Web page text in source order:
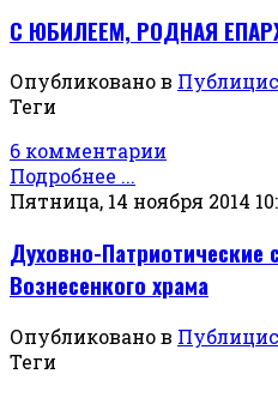
С ЮБИЛЕЕМ, РОДНАЯ
Опубликовано в
Теги
6 комментарии
Подробнее ...
Пятница, 14 ноября 2014
Духовно-Патриотические
Вознесенкого храма
Опубликовано в
Теги